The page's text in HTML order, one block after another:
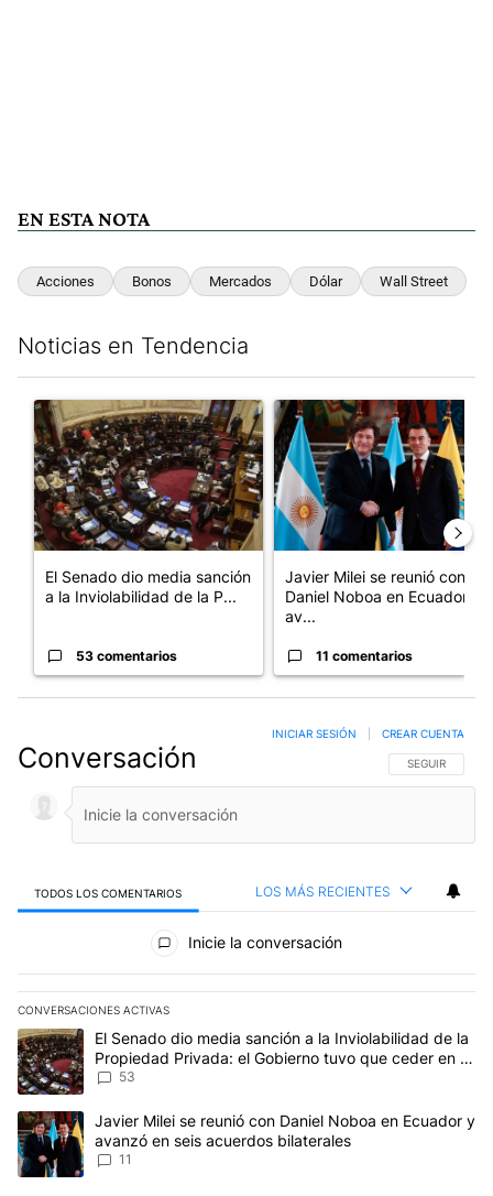
EN ESTA NOTA
Acciones Bonos Mercados Dólar Wall Street
Noticias en Tendencia
Un artículo de tendencia con el título "El Senado dio media
El Senado dio media sanción
a la Inviolabilidad de la P...
53 comentarios
Un artículo de tendencia con
Javier Milei se reunió con
Daniel Noboa en Ecuador y
av...
11 comentarios
Conversación SIGA ESTA
SEGUIR
INICIAR SESIÓN CREAR CUENTA
TODOS LOS COMENTARIOS LOS MÁS RECIENTES
Todos los comentarios
Inicie la conversación
CONVERSACIONES ACTIVAS
Este listado muestra los artículos con más comentarios en los
Un artículo de tendencia con el título "El Senado dio media
El Senado dio media sanción a la Inviolabilidad de la
Propiedad Privada: el Gobierno tuvo que ceder en la
Ley del Manejo del Fuego
53
Un artículo de tendencia con el título "Javier Milei se reunió con
Javier Milei se reunió con Daniel Noboa en Ecuador y
avanzó en seis acuerdos bilaterales
11